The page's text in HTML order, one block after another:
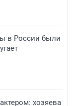
в России были
хозяева